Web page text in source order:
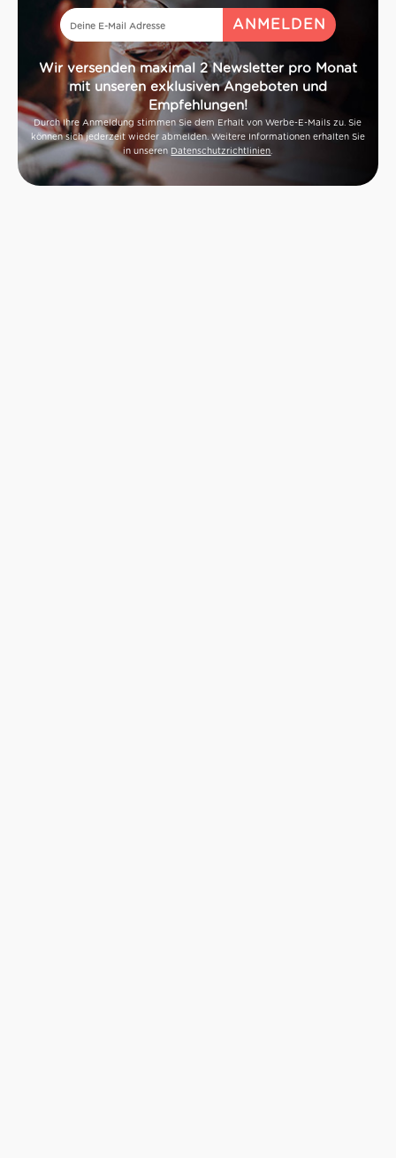
Wir versenden maximal 2 Newsletter pro Monat
mit unseren exklusiven Angeboten und
Empfehlungen!
Durch Ihre Anmeldung stimmen Sie dem Erhalt von Werbe-E-Mails zu. Sie
können sich jederzeit wieder abmelden. Weitere Informationen erhalten Sie
in unseren Datenschutzrichtlinien